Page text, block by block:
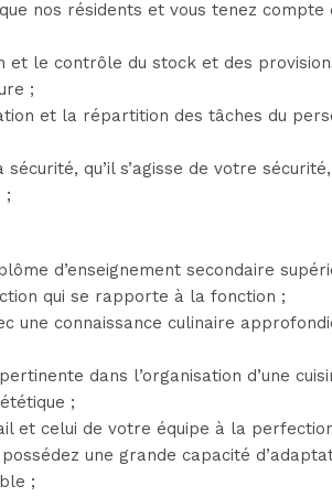
nos résidents et vous tenez compte
et le contrôle du stock et des
;
et la répartition des tâches du
qu’il s’agisse de votre
;
d’enseignement secondaire
qui se rapporte à la fonction ;
une connaissance culinaire
dans l’organisation d’une
;
et celui de votre équipe à la
une grande capacité
;